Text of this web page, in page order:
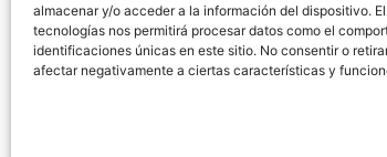
almacenar y/o acceder a la información del dispositivo.
tecnologías nos permitirá procesar datos como el
identificaciones únicas en este sitio. No consentir o
afectar negativamente a ciertas características y